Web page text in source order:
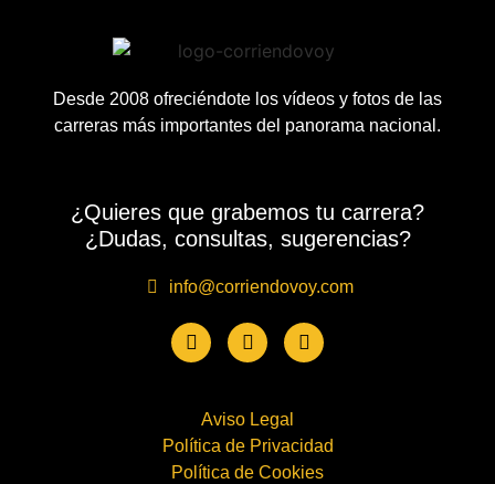
Desde 2008 ofreciéndote los vídeos y fotos de las
carreras más importantes del panorama nacional.
¿Quieres que grabemos tu carrera?
¿Dudas, consultas, sugerencias?
info@corriendovoy.com
Aviso Legal
Política de Privacidad
Política de Cookies